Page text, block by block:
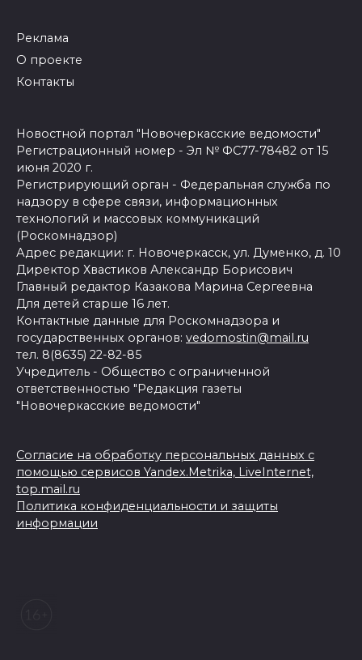
Реклама
О проекте
Контакты
Новостной портал "Новочеркасские ведомости"
Регистрационный номер - Эл № ФС77-78482 от 15
июня 2020 г.
Регистрирующий орган - Федеральная служба по
надзору в сфере связи, информационных
технологий и массовых коммуникаций
(Роскомнадзор)
Адрес редакции: г. Новочеркасск, ул. Думенко, д. 10
Директор Хвастиков Александр Борисович
Главный редактор Казакова Марина Сергеевна
Для детей старше 16 лет.
Контактные данные для Роскомнадзора и
государственных органов: vedomostin@mail.ru
тел. 8(8635) 22-82-85
Учредитель - Общество с ограниченной
ответственностью "Редакция газеты
"Новочеркасские ведомости"
Согласие на обработку персональных данных с
помощью сервисов Yandex.Metrika, LiveInternet,
top.mail.ru
Политика конфиденциальности и защиты
информации